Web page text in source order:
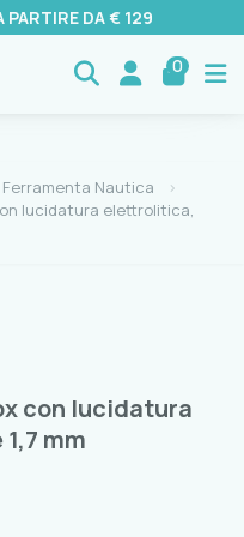
PARTIRE DA € 129
0
Ferramenta Nautica
lucidatura elettrolitica,
con lucidatura
mm